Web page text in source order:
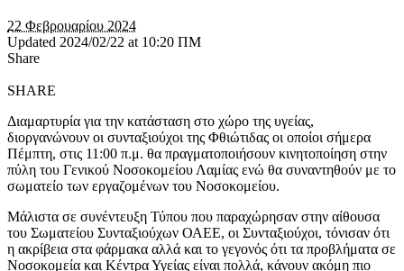
22 Φεβρουαρίου 2024
Updated 2024/02/22 at 10:20 ΠΜ
Share
SHARE
Διαμαρτυρία για την κατάσταση στο χώρο της υγείας,
διοργανώνουν οι συνταξιούχοι της Φθιώτιδας οι οποίοι σήμερα
Πέμπτη, στις 11:00 π.μ. θα πραγματοποιήσουν κινητοποίηση στην
πύλη του Γενικού Νοσοκομείου Λαμίας ενώ θα συναντηθούν με το
σωματείο των εργαζομένων του Νοσοκομείου.
Μάλιστα σε συνέντευξη Τύπου που παραχώρησαν στην αίθουσα
του Σωματείου Συνταξιούχων ΟΑΕΕ, οι Συνταξιούχοι, τόνισαν ότι
η ακρίβεια στα φάρμακα αλλά και το γεγονός ότι τα προβλήματα σε
Νοσοκομεία και Κέντρα Υγείας είναι πολλά, κάνουν ακόμη πιο